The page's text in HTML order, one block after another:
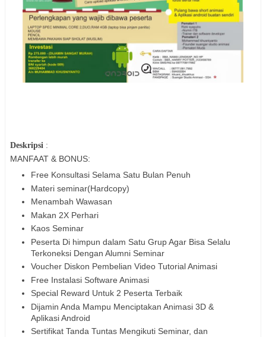
Deskripsi :
MANFAAT & BONUS:
Free Konsultasi Selama Satu Bulan Penuh
Materi seminar(Hardcopy)
Menambah Wawasan
Makan 2X Perhari
Kaos Seminar
Peserta Di himpun dalam Satu Grup Agar Bisa Selalu
Terkoneksi Dengan Alumni Seminar
Voucher Diskon Pembelian Video Tutorial Animasi
Free Instalasi Software Animasi
Special Reward Untuk 2 Peserta Terbaik
Dijamin Anda Mampu Menciptakan Animasi 3D &
Aplikasi Android
Sertifikat Tanda Tuntas Mengikuti Seminar, dan